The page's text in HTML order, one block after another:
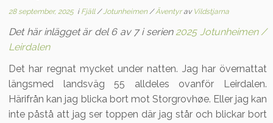
28 september, 2025i Fjäll/Jotunheimen/Äventyrav Vildstjarna
Det här inlägget är del 6 av 7 i serien 2025 Jotunheimen /
Leirdalen
Det har regnat mycket under natten. Jag har övernattat
längsmed landsväg 55 alldeles ovanför Leirdalen.
Härifrån kan jag blicka bort mot Storgrovhøe. Eller jag kan
inte påstå att jag ser toppen där jag står och blickar bort